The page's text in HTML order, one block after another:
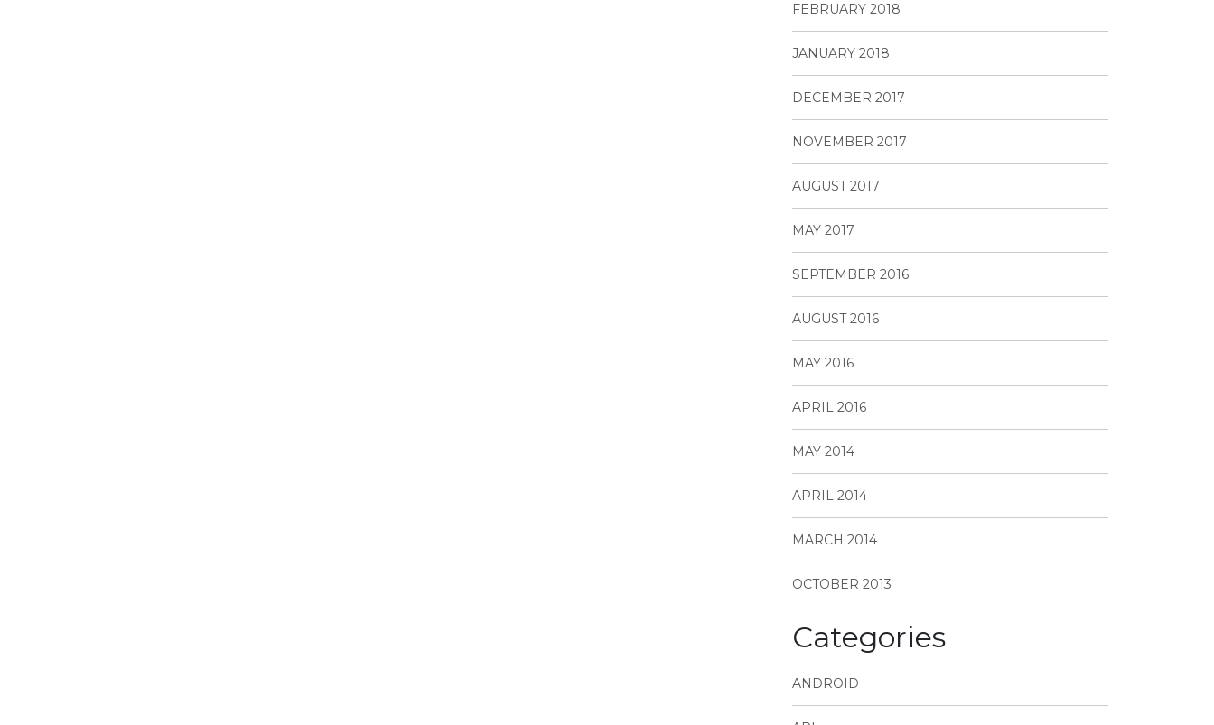
FEBRUARY 2018
JANUARY 2018
DECEMBER 2017
NOVEMBER 2017
AUGUST 2017
MAY 2017
SEPTEMBER 2016
AUGUST 2016
MAY 2016
APRIL 2016
MAY 2014
APRIL 2014
MARCH 2014
OCTOBER 2013
Categories
ANDROID